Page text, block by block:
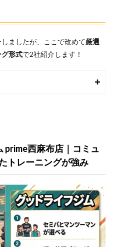
ましたが、ここで改めて厳選
グ形式で2社紹介します！
prime西麻布店｜コミュ
トレーニングが強み